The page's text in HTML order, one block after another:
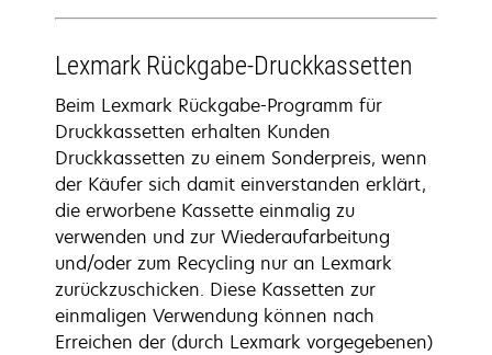
Lexmark Rückgabe-Druckkassetten
Beim Lexmark Rückgabe-Programm für
Druckkassetten erhalten Kunden
Druckkassetten zu einem Sonderpreis, wenn
der Käufer sich damit einverstanden erklärt,
die erworbene Kassette einmalig zu
verwenden und zur Wiederaufarbeitung
und/oder zum Recycling nur an Lexmark
zurückzuschicken. Diese Kassetten zur
einmaligen Verwendung können nach
Erreichen der (durch Lexmark vorgegebenen)